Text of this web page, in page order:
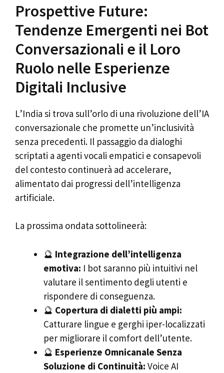
Prospettive Future:
Tendenze Emergenti nei Bot
Conversazionali e il Loro
Ruolo nelle Esperienze
Digitali Inclusive
L’India si trova sull’orlo di una rivoluzione dell’IA
conversazionale che promette un’inclusività
senza precedenti. Il passaggio da dialoghi
scriptati a agenti vocali empatici e consapevoli
del contesto continuerà ad accelerare,
alimentato dai progressi dell’intelligenza
artificiale.
La prossima ondata sottolineerà:
🔮 Integrazione dell’intelligenza
emotiva: I bot saranno più intuitivi nel
valutare il sentimento degli utenti e
rispondere di conseguenza.
🔮 Copertura di dialetti più ampi:
Catturare lingue e gerghi iper-localizzati
per migliorare il comfort dell’utente.
🔮 Esperienze Omnicanale Senza
Soluzione di Continuità: Voice AI